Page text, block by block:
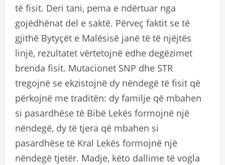
të fisit. Deri tani, pema e ndërtuar nga
gojëdhënat del e saktë. Përveç faktit se të
gjithë Bytyçët e Malësisë janë të të njëjtës
linjë, rezultatet vërtetojnë edhe degëzimet
brenda fisit. Mutacionet SNP dhe STR
tregojnë se ekzistojnë dy nëndegë të fisit që
përkojnë me traditën: dy familje që mbahen
si pasardhëse të Bibë Lekës formojnë një
nëndegë, dy të tjera që mbahen si
pasardhëse të Kral Lekës formojnë një
nëndegë tjetër. Madje, këto dallime të vogla